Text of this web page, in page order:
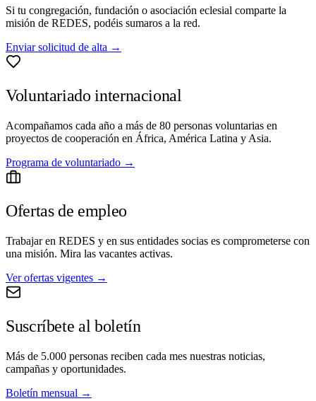
Si tu congregación, fundación o asociación eclesial comparte la
misión de REDES, podéis sumaros a la red.
Enviar solicitud de alta →
Voluntariado internacional
Acompañamos cada año a más de 80 personas voluntarias en
proyectos de cooperación en África, América Latina y Asia.
Programa de voluntariado →
Ofertas de empleo
Trabajar en REDES y en sus entidades socias es comprometerse con
una misión. Mira las vacantes activas.
Ver ofertas vigentes →
Suscríbete al boletín
Más de 5.000 personas reciben cada mes nuestras noticias,
campañas y oportunidades.
Boletín mensual →